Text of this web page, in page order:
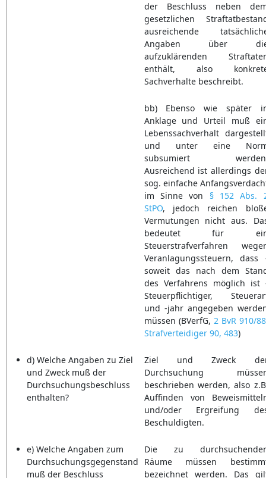
der Beschluss neben
gesetzlichen
ausreichende
Angaben über
aufzuklärenden
enthält, also
Sachverhalte beschreibt.
bb) Ebenso wie später
Anklage und Urteil muß
Lebenssachverhalt
und unter eine
subsumiert
Ausreichend ist allerdings
sog. einfache
im Sinne von § 152 Abs.
StPO, jedoch reichen
Vermutungen nicht aus.
bedeutet für
Steuerstrafverfahren
Veranlagungssteuern, dass
soweit das nach dem
des Verfahrens möglich ist
Steuerpflichtiger,
und -jahr angegeben
müssen (BVerfG, 2 BvR 910/88
Strafverteidiger 90, 483)
d) Welche Angaben zu Ziel
und Zweck muß der
Durchsuchungsbeschluss
enthalten?
Ziel und Zweck
Durchsuchung
beschrieben werden, also
Auffinden von
und/oder Ergreifung
Beschuldigten.
e) Welche Angaben zum
Durchsuchungsgegenstand
muß der Beschluss
Die zu
Räume müssen
bezeichnet werden. Das